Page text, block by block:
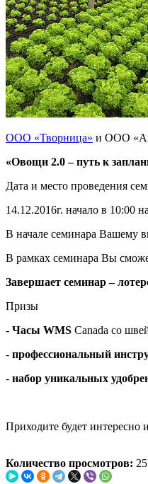
ООО «Творница» и ООО
«Овощи 2.0 – путь к
Дата и место проведения
14.12.2016г. начало в 10:00
В начале семинара Вашему
В рамках семинара Вы
Завершает семинар –
Призы
- Часы WMS Canada со
- профессиональный
- набор уникальных
Приходите будет
Количество просмотров: